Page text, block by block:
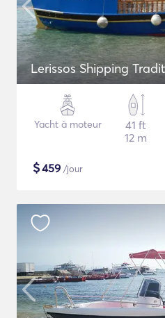
Lerissos Shipping
Yacht à moteur
41 ft
12 m
$459 /jour